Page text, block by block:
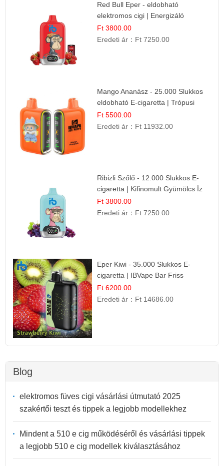
Red Bull Eper - eldobható
elektromos cigi | Energizáló
Gyümölcs Íz
Ft 3800.00
Eredeti ár： Ft 7250.00
Mango Ananász - 25.000 Slukkos
eldobható E-cigaretta | Trópusi
Ízélmény
Ft 5500.00
Eredeti ár： Ft 11932.00
Ribizli Szőlő - 12.000 Slukkos E-
cigaretta | Kifinomult Gyümölcs Íz
Ft 3800.00
Eredeti ár： Ft 7250.00
Eper Kiwi - 35.000 Slukkos E-
cigaretta | IBVape Bar Friss
Gyümölcs Ízek
Ft 6200.00
Eredeti ár： Ft 14686.00
Blog
elektromos füves cigi vásárlási útmutató 2025
szakértői teszt és tippek a legjobb modellekhez
Mindent a 510 e cig működéséről és vásárlási tippek
a legjobb 510 e cig modellek kiválasztásához